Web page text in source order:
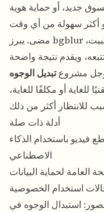
جديد، أو حماية هوية
أكثر سهولة من أي وقت
مضى. يبرز bgblur لأنه يعمل مباشرة في متصفحك دون تثبيت،
ويقدم نتيجة واضحة
مشروعتبديل الوجوه
للغاية أو مكلفًا للغاية،
أدلة ذات صلة
فيديو باستخدام الذكاء
الاصطناعي
العامة لحماية البيانات
استخدام الخصوصية
استبدال الوجوه في